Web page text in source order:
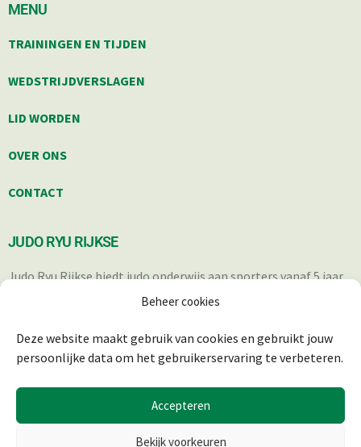
Beheer cookies
Deze website maakt gebruik van cookies en gebruikt jouw
persoonlijke data om het gebruikerservaring te verbeteren.
Accepteren
Bekijk voorkeuren
MENU
TRAININGEN EN TIJDEN
WEDSTRIJDVERSLAGEN
LID WORDEN
OVER ONS
CONTACT
JUDO RYU RIJKSE
Judo Ryu Rijkse biedt judo onderwijs aan sporters vanaf 5 jaar.
Iedereen die op een verantwoorde wijze in staat is om deel te